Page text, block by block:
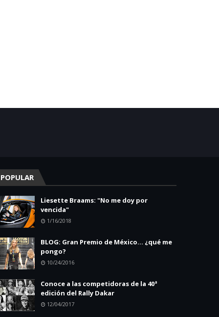
POPULAR
Liesette Braams: "No me doy por
vencida"
1/16/2018
BLOG: Gran Premio de México... ¿qué me
pongo?
10/24/2016
Conoce a las competidoras de la 40ª
edición del Rally Dakar
12/04/2017